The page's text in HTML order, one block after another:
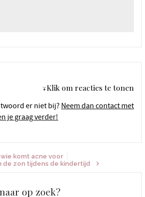
↓Klik om reacties te tonen
er niet bij? Neem dan contact met
je graag verder!
komt acne voor
de zon tijdens de kindertijd
op zoek?